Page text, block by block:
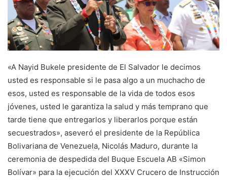
«A Nayid Bukele presidente de El Salvador le decimos
usted es responsable si le pasa algo a un muchacho de
esos, usted es responsable de la vida de todos esos
jóvenes, usted le garantiza la salud y más temprano que
tarde tiene que entregarlos y liberarlos porque están
secuestrados», aseveró el presidente de la República
Bolivariana de Venezuela, Nicolás Maduro, durante la
ceremonia de despedida del Buque Escuela AB «Simon
Bolívar» para la ejecución del XXXV Crucero de Instrucción